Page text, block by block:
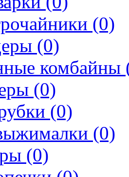
(0)
(0)
комбайны
(0)
(0)
(0)
(0)